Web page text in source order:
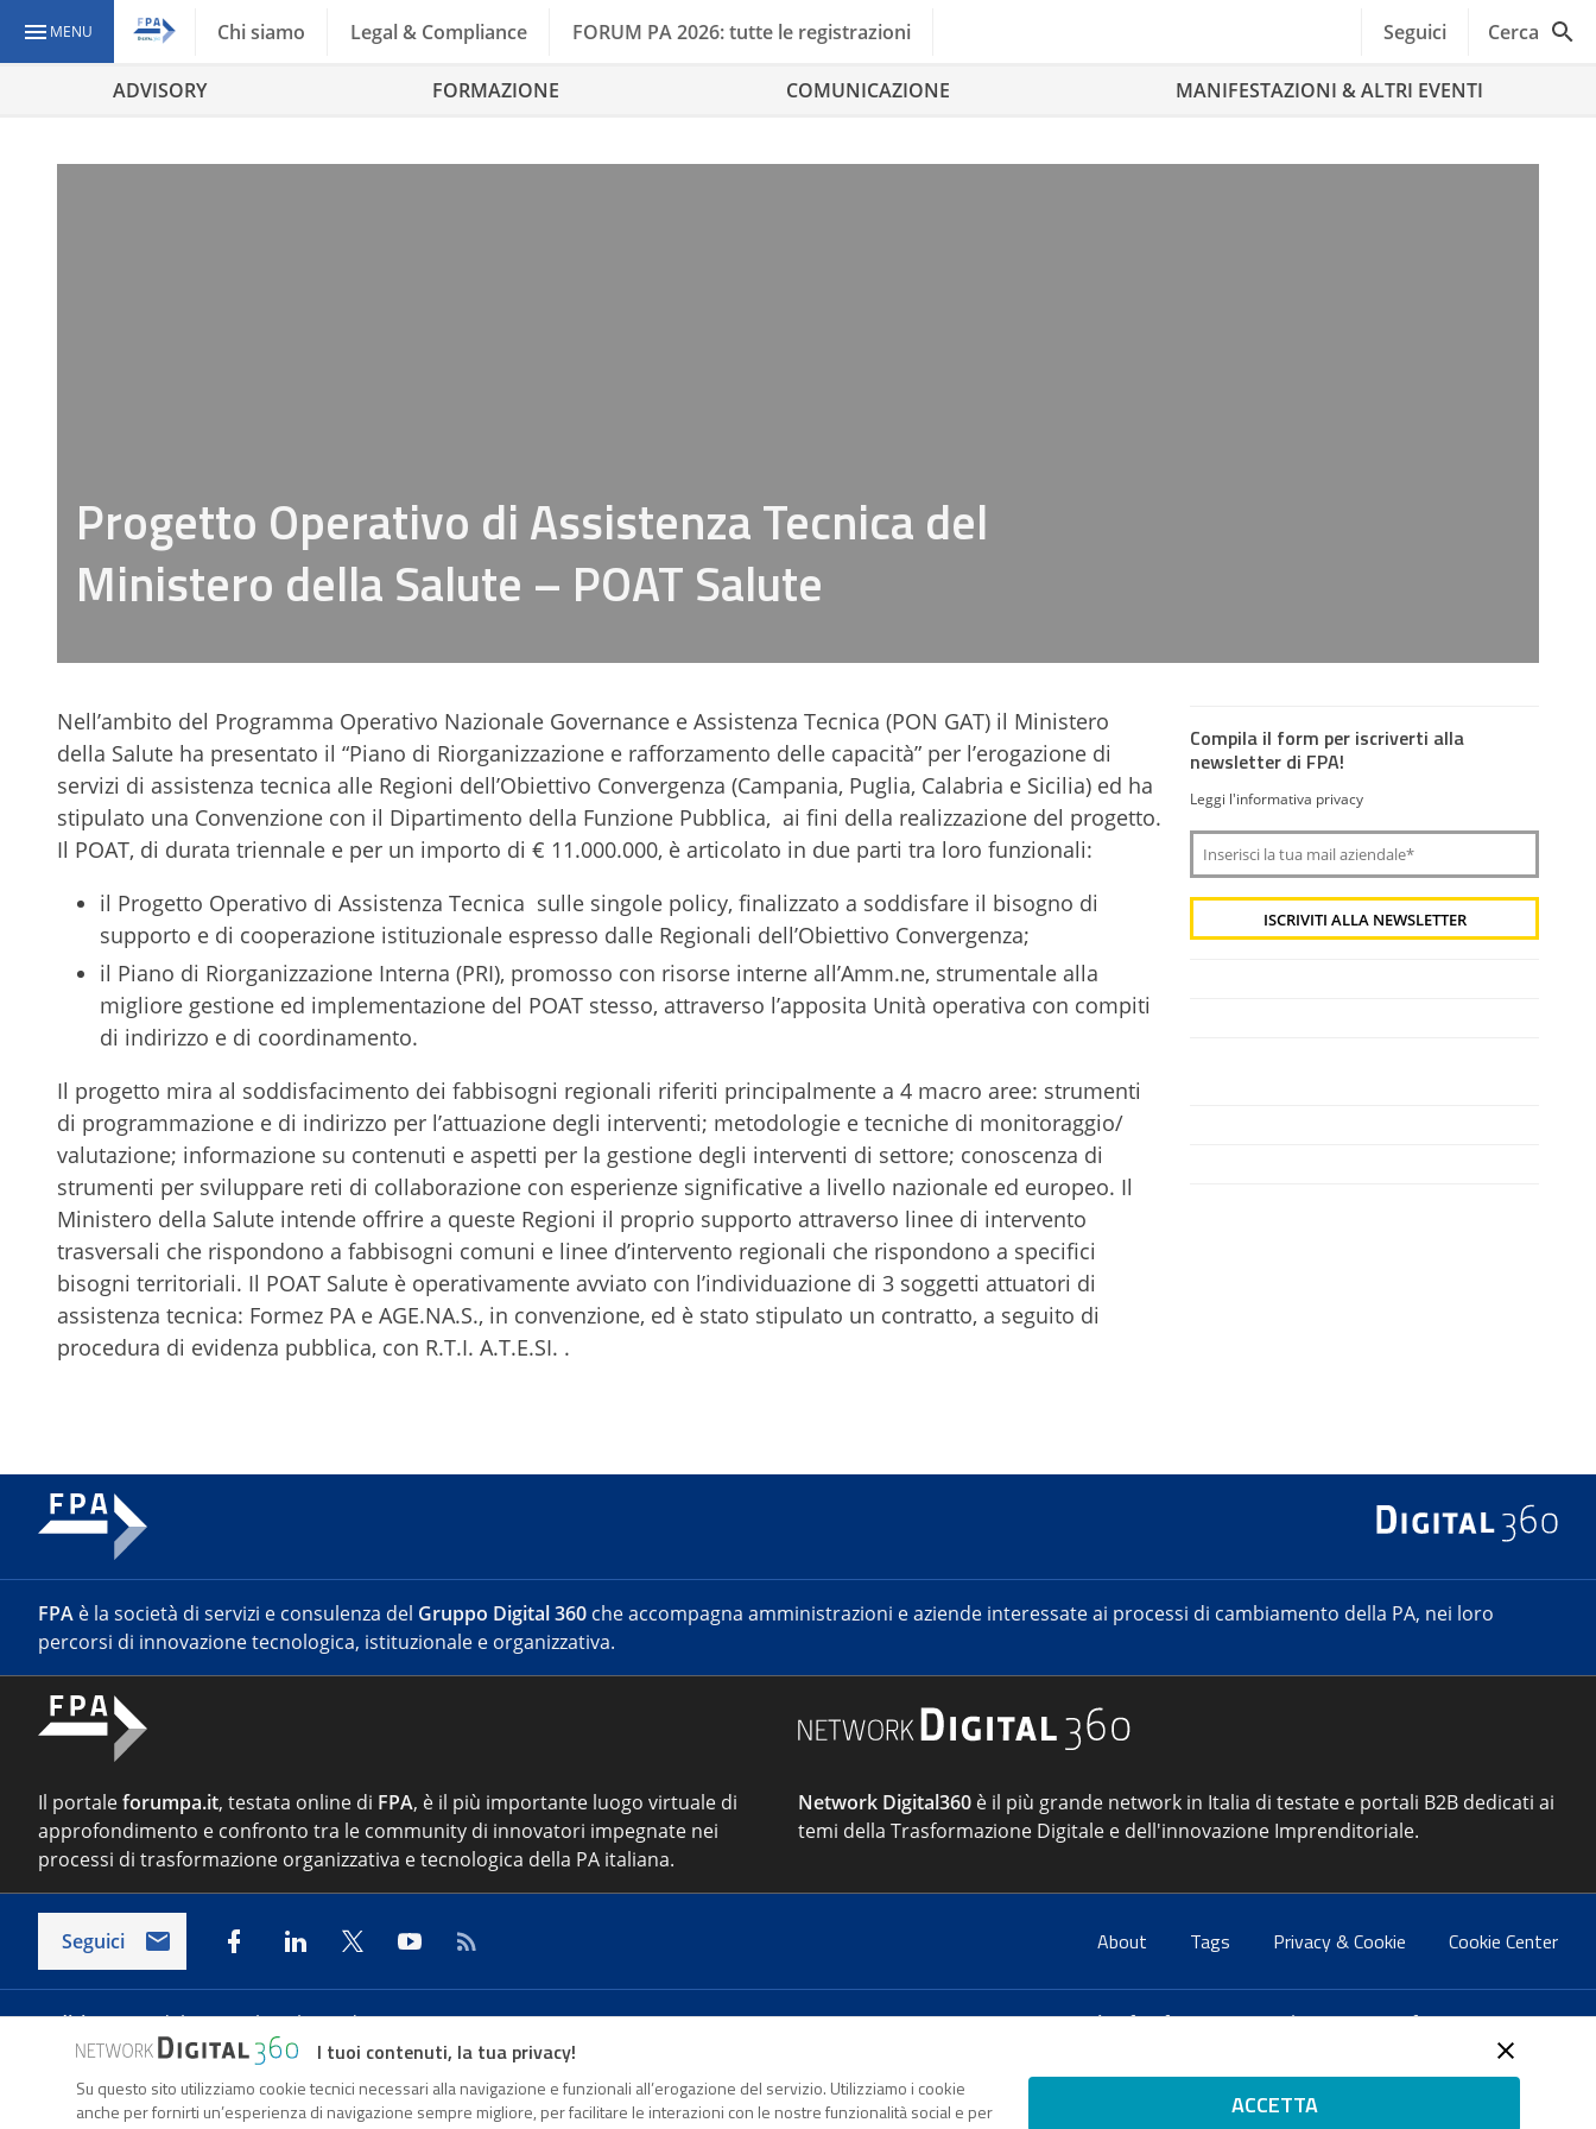
MENU Chi siamo Legal & Compliance FORUM PA 2026: tutte le registrazioni Seguici Cerca
ADVISORY FORMAZIONE COMUNICAZIONE MANIFESTAZIONI & ALTRI EVENTI
Progetto Operativo di Assistenza Tecnica del
Ministero della Salute – POAT Salute
Nell’ambito del Programma Operativo Nazionale Governance e Assistenza Tecnica (PON GAT) il Ministero
della Salute ha presentato il “Piano di Riorganizzazione e rafforzamento delle capacità” per l’erogazione di
servizi di assistenza tecnica alle Regioni dell’Obiettivo Convergenza (Campania, Puglia, Calabria e Sicilia) ed ha
stipulato una Convenzione con il Dipartimento della Funzione Pubblica, ai fini della realizzazione del progetto.
Il POAT, di durata triennale e per un importo di € 11.000.000, è articolato in due parti tra loro funzionali:
il Progetto Operativo di Assistenza Tecnica sulle singole policy, finalizzato a soddisfare il bisogno di
supporto e di cooperazione istituzionale espresso dalle Regionali dell’Obiettivo Convergenza;
il Piano di Riorganizzazione Interna (PRI), promosso con risorse interne all’Amm.ne, strumentale alla
migliore gestione ed implementazione del POAT stesso, attraverso l’apposita Unità operativa con compiti
di indirizzo e di coordinamento.
Il progetto mira al soddisfacimento dei fabbisogni regionali riferiti principalmente a 4 macro aree: strumenti
di programmazione e di indirizzo per l’attuazione degli interventi; metodologie e tecniche di monitoraggio/
valutazione; informazione su contenuti e aspetti per la gestione degli interventi di settore; conoscenza di
strumenti per sviluppare reti di collaborazione con esperienze significative a livello nazionale ed europeo. Il
Ministero della Salute intende offrire a queste Regioni il proprio supporto attraverso linee di intervento
trasversali che rispondono a fabbisogni comuni e linee d’intervento regionali che rispondono a specifici
bisogni territoriali. Il POAT Salute è operativamente avviato con l’individuazione di 3 soggetti attuatori di
assistenza tecnica: Formez PA e AGE.NA.S., in convenzione, ed è stato stipulato un contratto, a seguito di
procedura di evidenza pubblica, con R.T.I. A.T.E.SI. .
Compila il form per iscriverti alla
newsletter di FPA!
Leggi l'informativa privacy
FPA è la società di servizi e consulenza del Gruppo Digital 360 che accompagna amministrazioni e aziende interessate ai processi di cambiamento della PA, nei loro
percorsi di innovazione tecnologica, istituzionale e organizzativa.
Il portaleforumpa.it, testata online di FPA, è il più importante luogo virtuale di
approfondimento e confronto tra le community di innovatori impegnate nei
processi di trasformazione organizzativa e tecnologica della PA italiana.
Network Digital360 è il più grande network in Italia di testate e portali B2B dedicati ai
temi della Trasformazione Digitale e dell'innovazione Imprenditoriale.
Seguici About Tags Privacy & Cookie Cookie Center
Indirizzo:Via del Porto Fluviale 67/d – 00154 Roma Contatti:info@forumpa.it- tel. 06 684251 - fax. 06 68425433
Forumpa.it è una pubblicazione telematica iscritta presso Registro della stampa del Tribunale di Roma - Reg. n. 182 del 2 maggio 2008 - Direttore resp. Michela Stentella
FPA s.r.l. è società soggetta a Direzione e Coordinamento da parte di Digital360 S.p.A. - FPA s.r.l. è un'azienda certificata per il sistema di management di qualità SQS (ISO
I tuoi contenuti, la tua privacy!
Su questo sito utilizziamo cookie tecnici necessari alla navigazione e funzionali all’erogazione del servizio. Utilizziamo i cookie
anche per fornirti un’esperienza di navigazione sempre migliore, per facilitare le interazioni con le nostre funzionalità social e per
ACCETTA